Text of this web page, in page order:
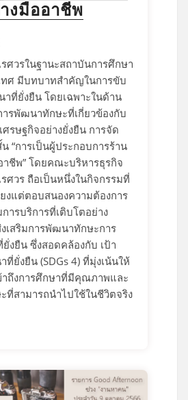
งมืออาชีพ
ศวรในฐานะสถาบันการศึกษา
ทศ มีบทบาทสำคัญในการขับ
ที่ยั่งยืน โดยเฉพาะในด้าน
รพัฒนาทักษะที่เกี่ยวข้องกับ
ศรษฐกิจอย่างยั่งยืน การจัด
“การเป็นผู้ประกอบการร้าน
ชีพ” โดยคณะบริหารธุรกิจ
ศวร ถือเป็นหนึ่งในกิจกรรมที่
งแต่ตอบสนองความต้องการ
ารบริการที่เติบโตอย่าง
งเสริมการพัฒนาทักษะการ
งยืน ซึ่งสอดคล้องกับ เป้า
ยั่งยืน (SDGs 4) ที่มุ่งเน้นให้
าถึงการศึกษาที่มีคุณภาพและ
ที่สามารถนำไปใช้ในชีวิตจริง